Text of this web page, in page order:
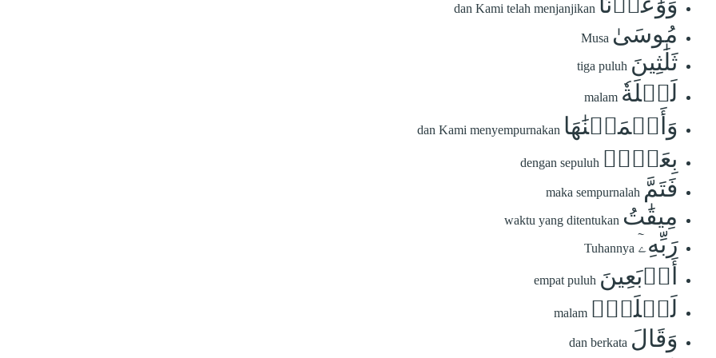
dan Kami telah menjanjikan
مُوسَىٰ Musa
ثَلَٰثِينَ tiga puluh
لَيۡلَةٗ malam
وَأَتۡمَمۡنَٰهَا dan Kami menyempurnakan
بِعَشۡرٖ dengan sepuluh
فَتَمَّ maka sempurnalah
مِيقَٰتُ waktu yang ditentukan
رَبِّهِۦٓ Tuhannya
أَرۡبَعِينَ empat puluh
لَيۡلَةٗۚ malam
وَقَالَ dan berkata